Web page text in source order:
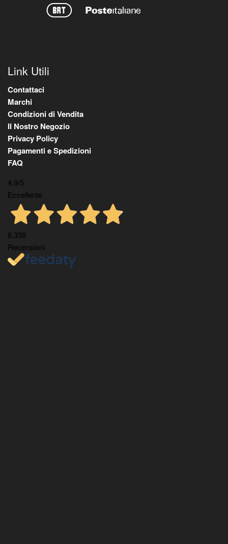
Link Utili
Contattaci
Marchi
Condizioni di Vendita
Il Nostro Negozio
Privacy Policy
Pagamenti e Spedizioni
FAQ
4,9/5
Eccellente
6.338
Recensioni